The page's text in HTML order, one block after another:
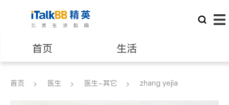
首页 生活
医生 律师
首页 医生 医生-其它 zhang yejia